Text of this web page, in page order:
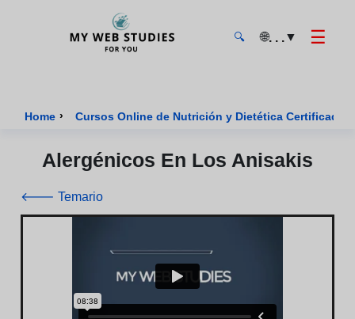
🔍 🌐. . .▼ ☰
Home › Cursos Online de Nutrición y Dietética Certificados
Alergénicos En Los Anisakis
🡐 Temario